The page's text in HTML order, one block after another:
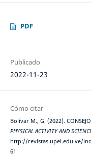
PDF
Publicado
2022-11-23
Cómo citar
Bolívar M., G. (2022).
PHYSICAL ACTIVITY AND
http://revistas.upel.edu.ve/
61